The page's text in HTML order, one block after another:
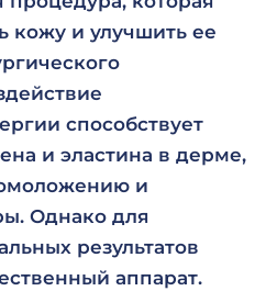
кожу и улучшить ее
способствует
и эластина в дерме,
и
Однако для
результатов
аппарат.